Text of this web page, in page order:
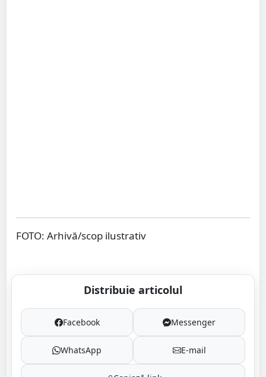
FOTO: Arhivă/scop ilustrativ
Distribuie articolul
Facebook Messenger
WhatsApp E-mail